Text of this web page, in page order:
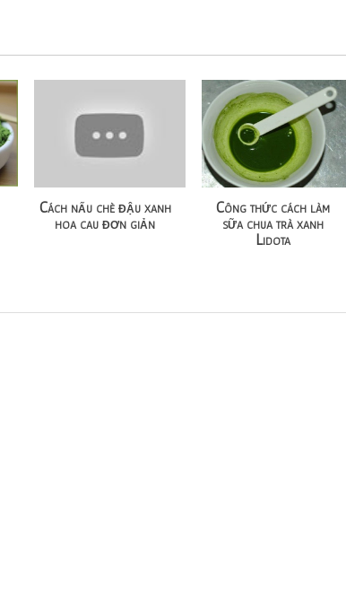
Cách nấu chè đậu xanh
hoa cau đơn giản
Công thức cách làm
sữa chua trà xanh
Lidota